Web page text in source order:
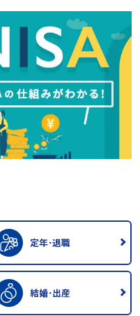
定年･退職
結婚･出産